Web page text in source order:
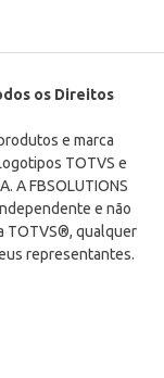
os Direitos
e marca
TOTVS e
A FBSOLUTIONS
e não
TOTVS®, qualquer
representantes.